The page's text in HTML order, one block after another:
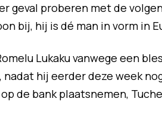
geval proberen met de
bij, hij is dé man in vorm in
Lukaku vanwege een
nadat hij eerder deze week
de bank plaatsnemen,